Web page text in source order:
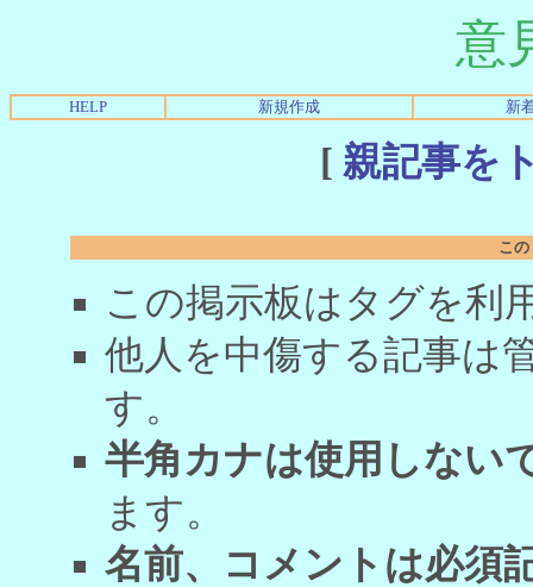
意
HELP 新規作成 新
[ 親記事を
こ
この掲示板はタグを利
他人を中傷する記事は
す。
半角カナは使用しない
ます。
名前、コメントは必須